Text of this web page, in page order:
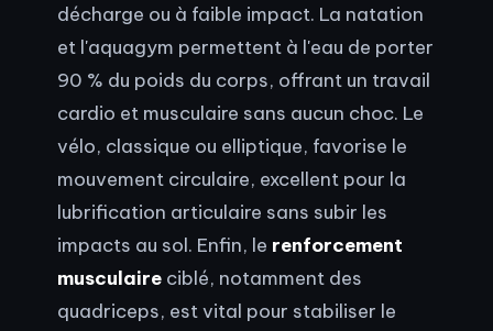
décharge ou à faible impact. La natation
et l'aquagym permettent à l'eau de porter
90 % du poids du corps, offrant un travail
cardio et musculaire sans aucun choc. Le
vélo, classique ou elliptique, favorise le
mouvement circulaire, excellent pour la
lubrification articulaire sans subir les
impacts au sol. Enfin, le renforcement
musculaire ciblé, notamment des
quadriceps, est vital pour stabiliser le